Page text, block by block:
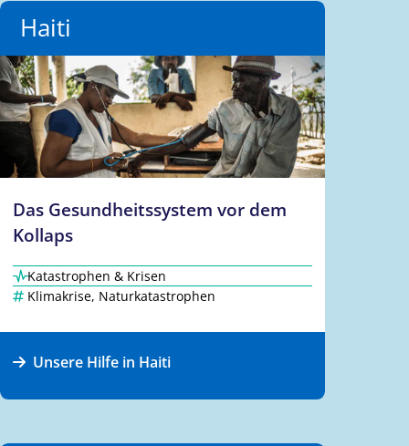
Haiti
Das Gesundheitssystem vor dem
Kollaps
Katastrophen & Krisen
Klimakrise, Naturkatastrophen
Unsere Hilfe in Haiti